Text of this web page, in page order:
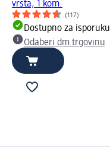
vrsta, 1 kom.
(117)
Dostupno za isporuku
Odaberi dm trgovinu